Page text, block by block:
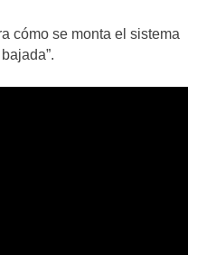
cómo se monta el sistema